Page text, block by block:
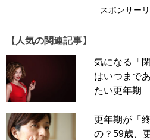
スポンサー
【人気の関連記事】
気になる「
はいつまで
たい更年期
更年期が「
の？59歳、